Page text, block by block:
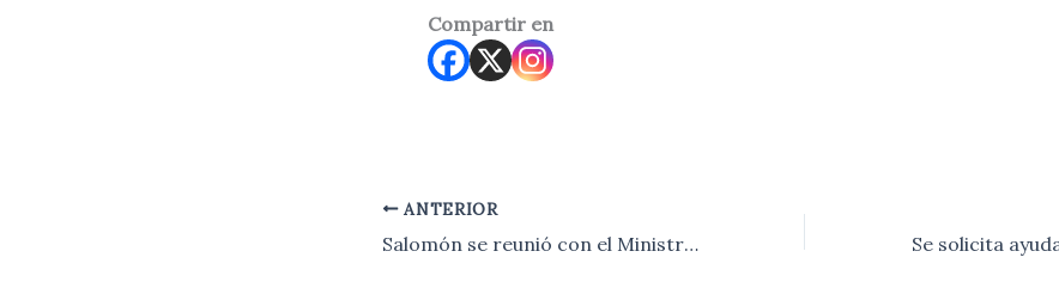
Compartir en
ANTERIOR
Salomón se reunió con el Ministro de Ciencia, Tecnología e Innovación de la Pcia. de Buenos Aires